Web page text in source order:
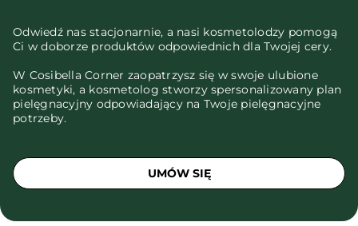
Odwiedź nas stacjonarnie, a nasi kosmetolodzy pomogą
Ci w doborze produktów odpowiednich dla Twojej cery.
W Cosibella Corner zaopatrzysz się w swoje ulubione
kosmetyki, a kosmetolog stworzy spersonalizowany plan
pielęgnacyjny odpowiadający na Twoje pielęgnacyjne
potrzeby.
UMÓW SIĘ